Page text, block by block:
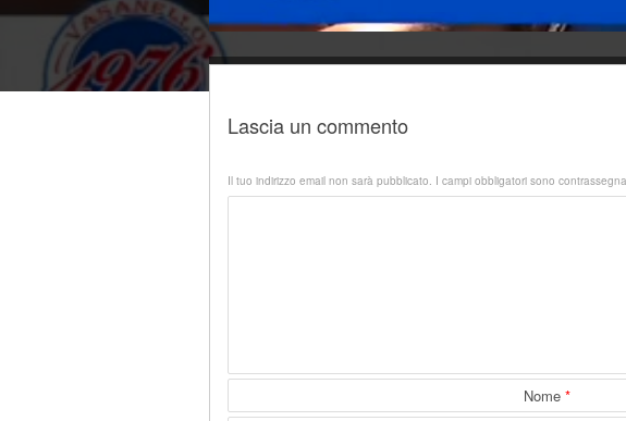
Lascia un commento
Il tuo indirizzo email non sarà pubblicato. I campi obbligatori sono
Nome*